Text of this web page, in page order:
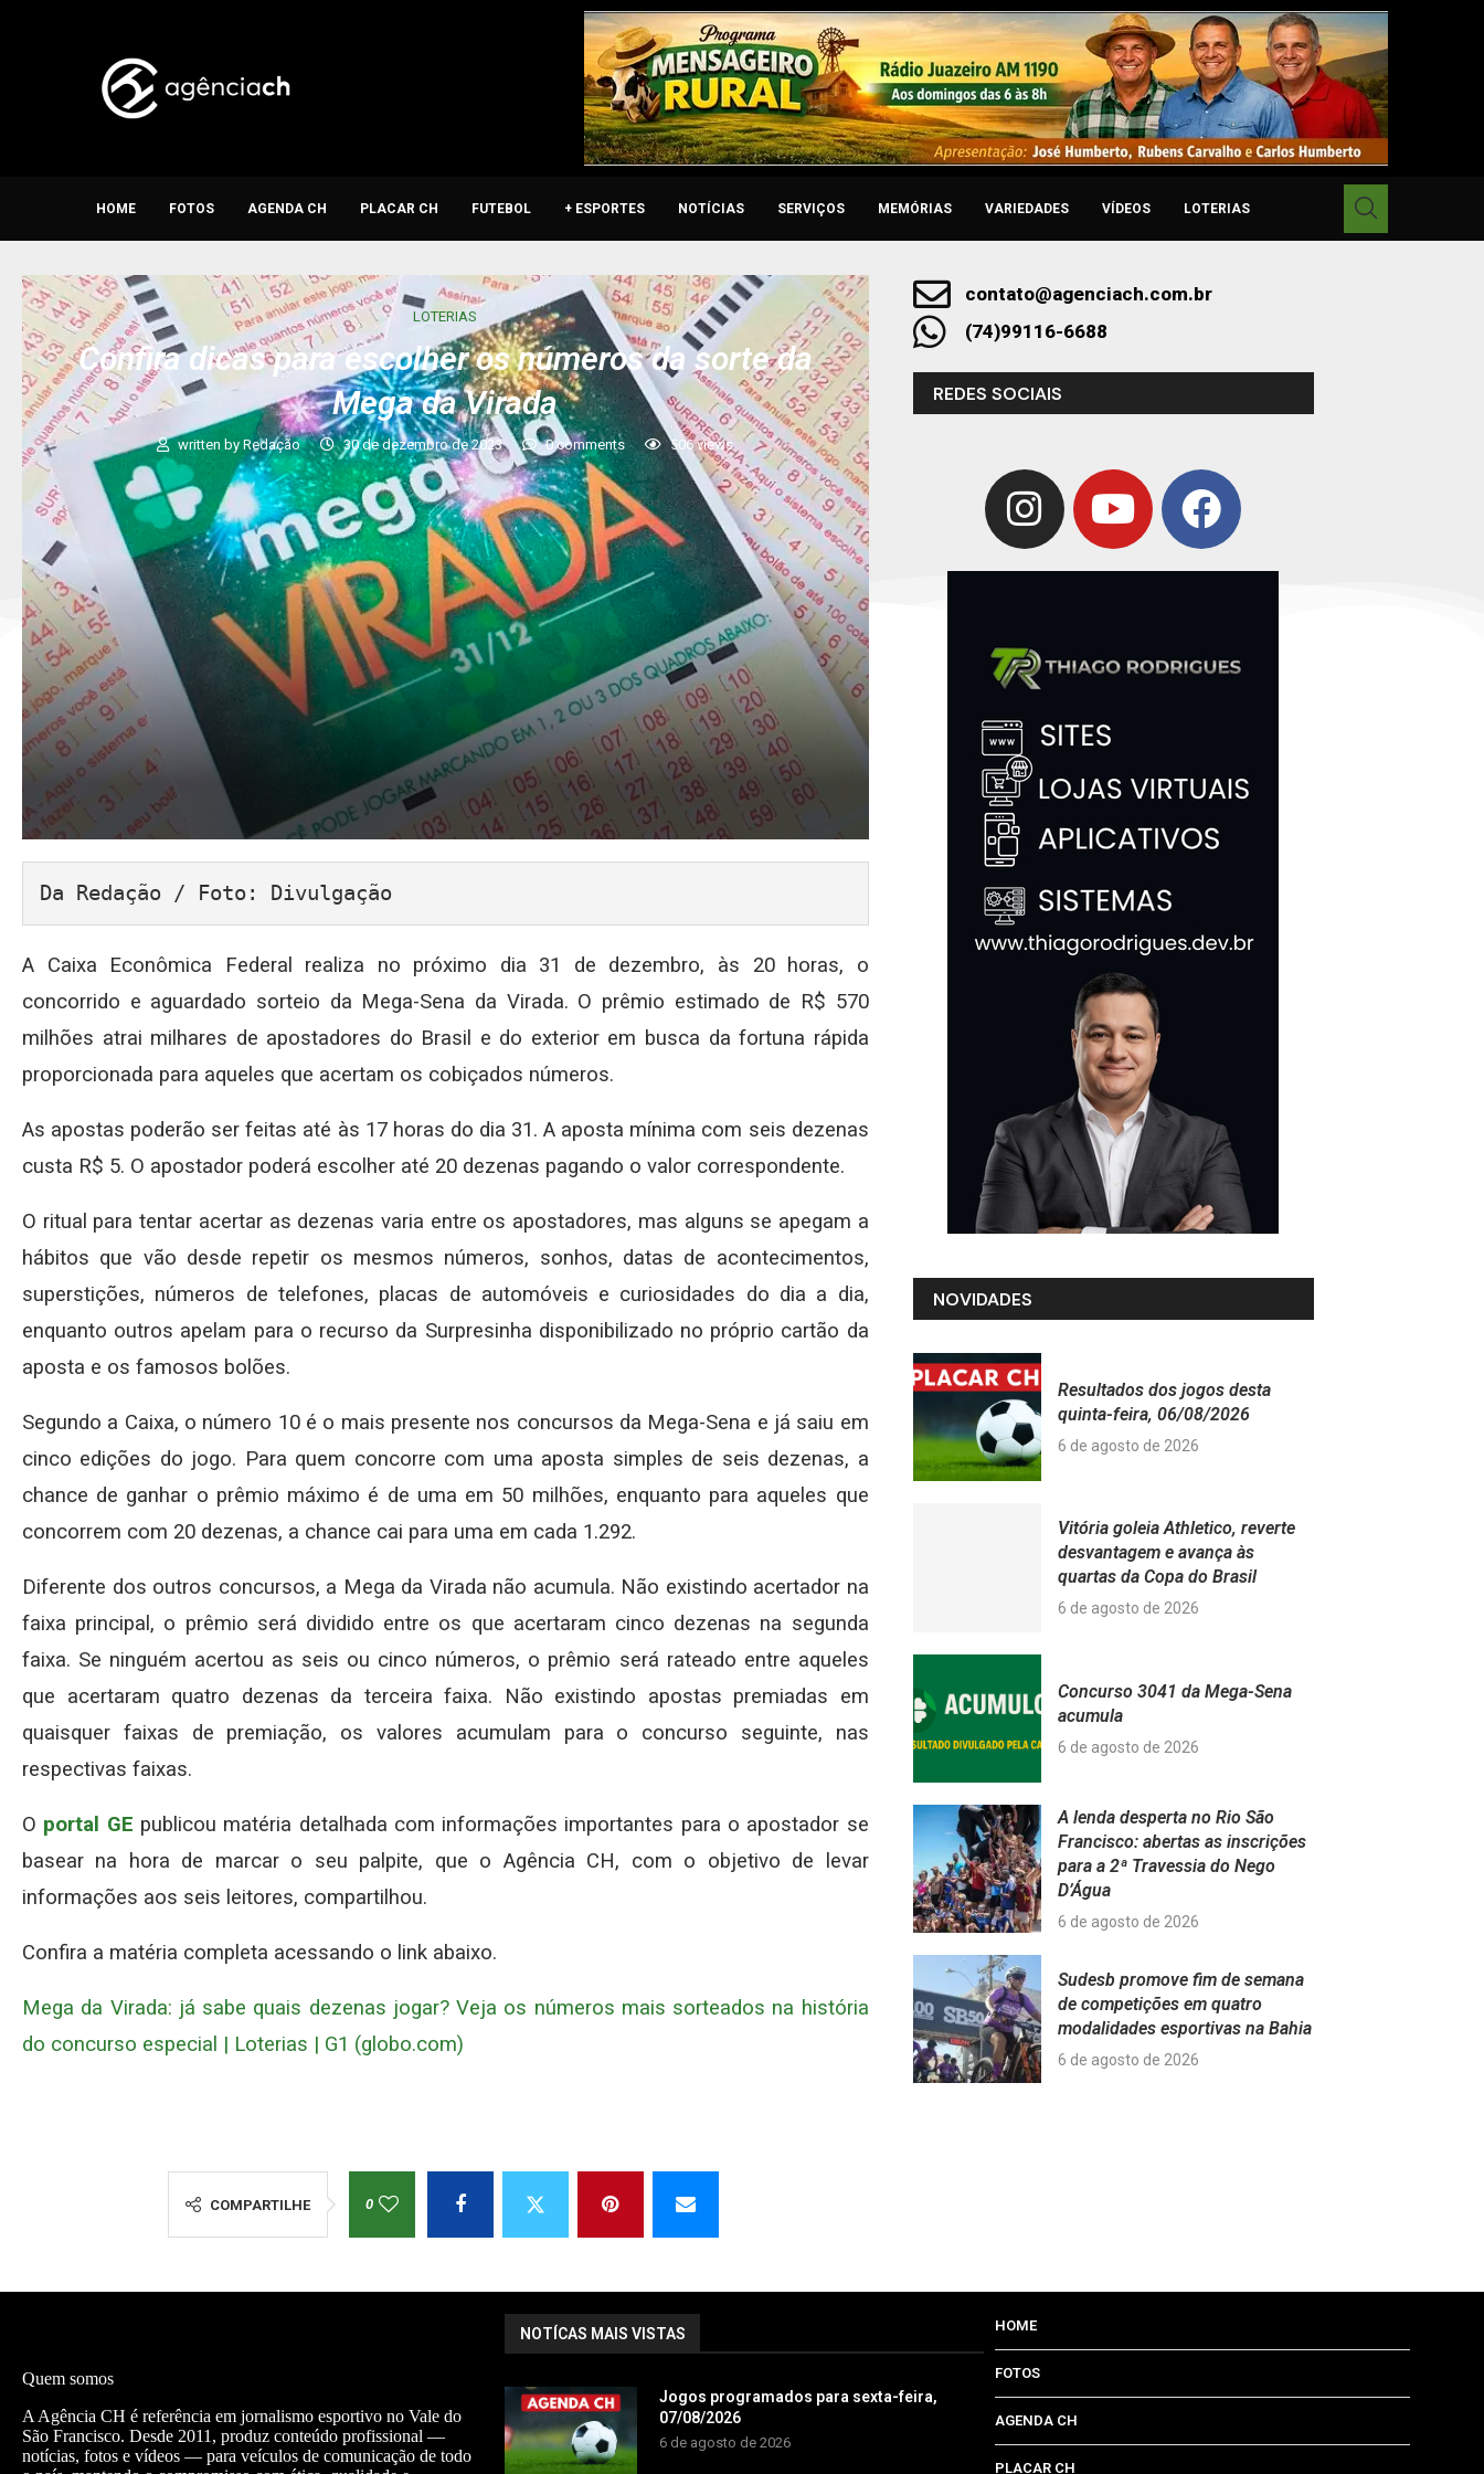
HOME FOTOS AGENDA CH PLACAR CH FUTEBOL + ESPORTES NOTÍCIAS SERVIÇOS MEMÓRIAS VARIEDADES VÍDEOS LOTERIAS
LOTERIAS
Confira dicas para escolher os números da sorte da
Mega da Virada
written byRedação 30 de dezembro de 2023 0 comments 506views
Da Redação / Foto: Divulgação
A Caixa Econômica Federal realiza no próximo dia 31 de dezembro, às 20 horas, o
concorrido e aguardado sorteio da Mega-Sena da Virada. O prêmio estimado de R$ 570
milhões atrai milhares de apostadores do Brasil e do exterior em busca da fortuna rápida
proporcionada para aqueles que acertam os cobiçados números.
As apostas poderão ser feitas até às 17 horas do dia 31. A aposta mínima com seis dezenas
custa R$ 5. O apostador poderá escolher até 20 dezenas pagando o valor correspondente.
O ritual para tentar acertar as dezenas varia entre os apostadores, mas alguns se apegam a
hábitos que vão desde repetir os mesmos números, sonhos, datas de acontecimentos,
superstições, números de telefones, placas de automóveis e curiosidades do dia a dia,
enquanto outros apelam para o recurso da Surpresinha disponibilizado no próprio cartão da
aposta e os famosos bolões.
Segundo a Caixa, o número 10 é o mais presente nos concursos da Mega-Sena e já saiu em
cinco edições do jogo. Para quem concorre com uma aposta simples de seis dezenas, a
chance de ganhar o prêmio máximo é de uma em 50 milhões, enquanto para aqueles que
concorrem com 20 dezenas, a chance cai para uma em cada 1.292.
Diferente dos outros concursos, a Mega da Virada não acumula. Não existindo acertador na
faixa principal, o prêmio será dividido entre os que acertaram cinco dezenas na segunda
faixa. Se ninguém acertou as seis ou cinco números, o prêmio será rateado entre aqueles
que acertaram quatro dezenas da terceira faixa. Não existindo apostas premiadas em
quaisquer faixas de premiação, os valores acumulam para o concurso seguinte, nas
respectivas faixas.​​​
O portal GE publicou matéria detalhada com informações importantes para o apostador se
basear na hora de marcar o seu palpite, que o Agência CH, com o objetivo de levar
informações aos seis leitores, compartilhou.
Confira a matéria completa acessando o link abaixo.
Mega da Virada: já sabe quais dezenas jogar? Veja os números mais sorteados na história
do concurso especial | Loterias | G1 (globo.com)
COMPARTILHE 0
contato@agenciach.com.br
(74)99116-6688
REDES SOCIAIS
NOVIDADES
Resultados dos jogos desta
quinta-feira, 06/08/2026
6 de agosto de 2026
Vitória goleia Athletico, reverte
desvantagem e avança às
quartas da Copa do Brasil
6 de agosto de 2026
Concurso 3041 da Mega-Sena
acumula
6 de agosto de 2026
A lenda desperta no Rio São
Francisco: abertas as inscrições
para a 2ª Travessia do Nego
D’Água
6 de agosto de 2026
Sudesb promove fim de semana
de competições em quatro
modalidades esportivas na Bahia
6 de agosto de 2026
Quem somos
A Agência CH é referência em jornalismo esportivo no Vale do
São Francisco. Desde 2011, produz conteúdo profissional —
notícias, fotos e vídeos — para veículos de comunicação de todo
NOTÍCAS MAIS VISTAS
Jogos programados para sexta-feira,
07/08/2026
6 de agosto de 2026
HOME
FOTOS
AGENDA CH
PLACAR CH